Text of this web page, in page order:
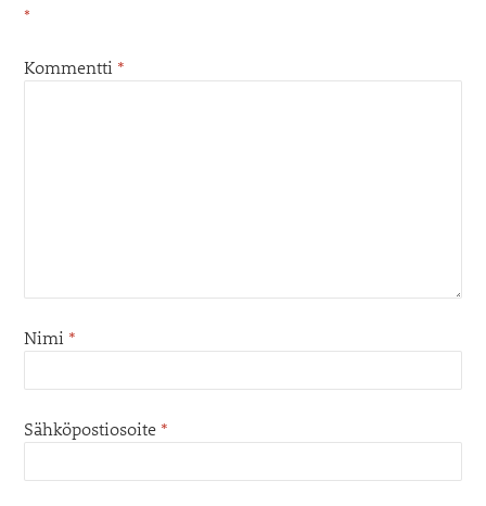
*
Kommentti *
Nimi *
Sähköpostiosoite *